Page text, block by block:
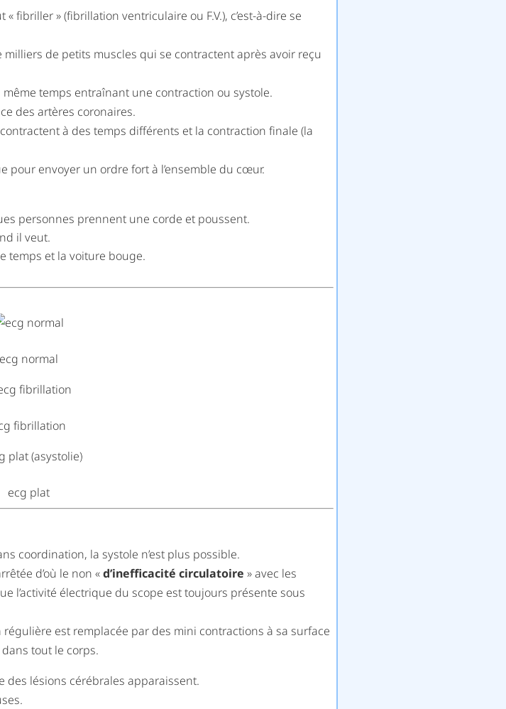
fibriller » (fibrillation ventriculaire ou F.V.), c’est-à-dire se
de petits muscles qui se contractent après avoir reçu
temps entraînant une contraction ou systole.
des artères coronaires.
à des temps différents et la contraction finale (la
pour envoyer un ordre fort à l’ensemble du cœur.
personnes prennent une corde et poussent.
il veut.
temps et la voiture bouge.
ecg normal
fibrillation
ecg plat
coordination, la systole n’est plus possible.
d’où le non «d’inefficacité circulatoire » avec les
l’activité électrique du scope est toujours présente sous
est remplacée par des mini contractions à sa surface
tout le corps.
des lésions cérébrales apparaissent.